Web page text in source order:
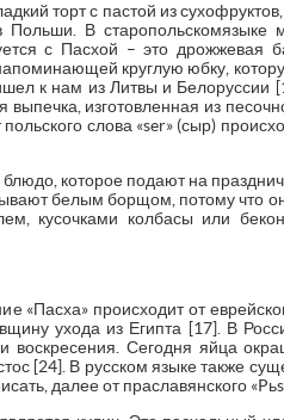
торт с пастой из
Польши. В старопольскомязыке
с Пасхой – это дрожжевая
круглую юбку,
к нам из Литвы и Белоруссии
изготовленная из
слова «ser» (сыр)
которое подают на
белым борщом, потому что
кусочками колбасы или
происходит от
ухода из Египта [17]. В
воскресения. Сегодня яйца
[24]. В русском языке также
далее от праславянского